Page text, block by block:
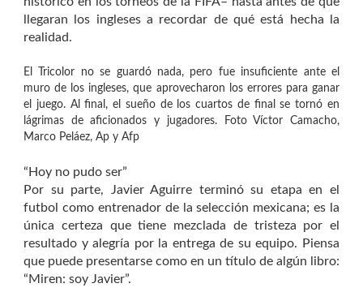
llegaran los ingleses a recordar de qué está hecha la
realidad.
El Tricolor no se guardó nada, pero fue insuficiente ante el
muro de los ingleses, que aprovecharon los errores para ganar
el juego. Al final, el sueño de los cuartos de final se tornó en
lágrimas de aficionados y jugadores. Foto Víctor Camacho,
Marco Peláez, Ap y Afp
“Hoy no pudo ser”
Por su parte, Javier Aguirre terminó su etapa en el
futbol como entrenador de la selección mexicana; es la
única certeza que tiene mezclada de tristeza por el
resultado y alegría por la entrega de su equipo. Piensa
que puede presentarse como en un título de algún libro:
“Miren: soy Javier”.